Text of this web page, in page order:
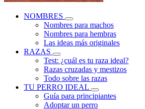
NOMBRES
Nombres para machos
Nombres para hembras
Las ideas más originales
RAZAS
Test: ¿cuál es tu raza ideal?
Razas cruzadas y mestizos
Todo sobre las razas
TU PERRO IDEAL
Guía para principiantes
Adoptar un perro